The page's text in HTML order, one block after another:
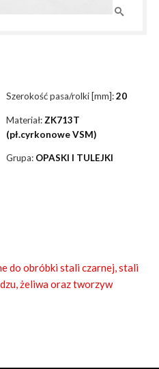
Szerokość pasa/rolki [mm]:20
Materiał: ZK713T
(pł.cyrkonowe VSM)
Grupa: OPASKI I TULEJKI
do obróbki stali czarnej, stali
żeliwa oraz tworzyw